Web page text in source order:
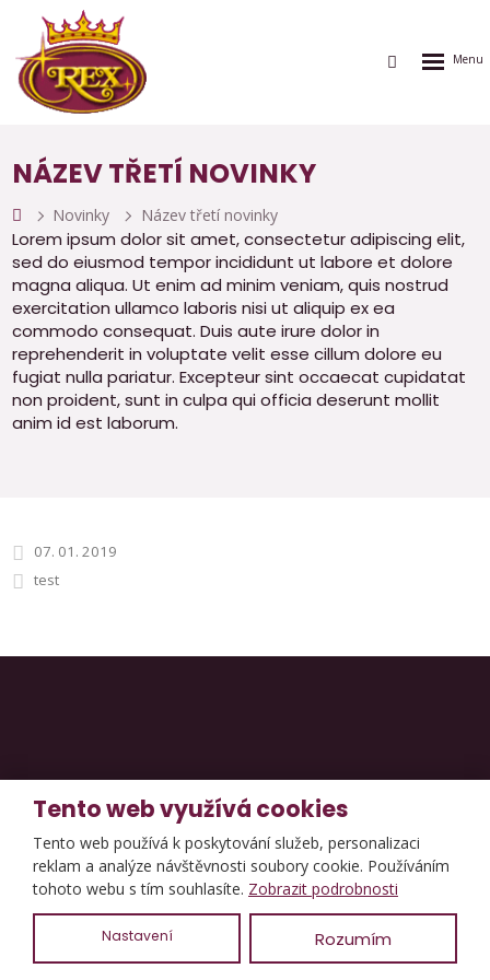
Vyhledávání
NÁZEV TŘETÍ NOVINKY
Novinky Název třetí novinky
Lorem ipsum dolor sit amet, consectetur adipiscing elit,
sed do eiusmod tempor incididunt ut labore et dolore
magna aliqua. Ut enim ad minim veniam, quis nostrud
exercitation ullamco laboris nisi ut aliquip ex ea
commodo consequat. Duis aute irure dolor in
reprehenderit in voluptate velit esse cillum dolore eu
fugiat nulla pariatur. Excepteur sint occaecat cupidatat
non proident, sunt in culpa qui officia deserunt mollit
anim id est laborum.
07. 01. 2019
test
Tento web využívá cookies
Tento web používá k poskytování služeb, personalizaci
reklam a analýze návštěvnosti soubory cookie. Používáním
tohoto webu s tím souhlasíte. Zobrazit podrobnosti
Nastavení Rozumím